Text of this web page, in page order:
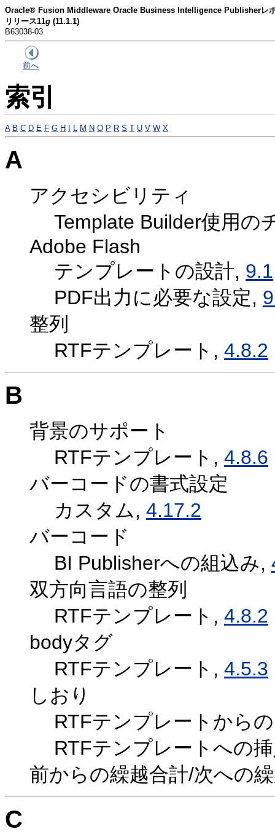
Oracle® Fusion Middleware Oracle Business Intelligence Publisherレポ
リリース11g (11.1.1)
B63038-03
前へ
索引
A B C D E F G H M N O P R S T U V W X
A
アクセシビリティ
Template Builder使用の
Adobe Flash
テンプレートの設計, 9.1
PDF出力に必要な設定,
整列
RTFテンプレート, 4.8.2
B
背景のサポート
RTFテンプレート, 4.8.6
バーコードの書式設定
カスタム, 4.17.2
バーコード
BI Publisherへの組込み,
双方向言語の整列
RTFテンプレート, 4.8.2
bodyタグ
RTFテンプレート, 4.5.3
しおり
RTFテンプレートから
RTFテンプレートへの
前からの繰越合計/次への
C